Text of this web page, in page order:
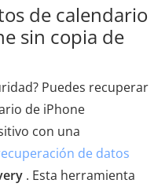
de calendario
sin copia de
Puedes recuperar
de iPhone
con una
de datos
. Esta herramienta